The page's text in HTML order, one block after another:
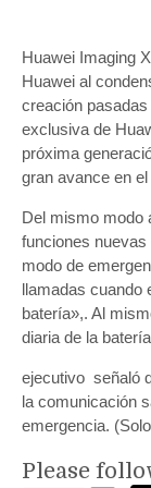
Huawei Imaging
Huawei al
creación
exclusiva de
próxima
gran avance en
Del mismo modo
funciones
modo de
llamadas cuando
batería»,. Al
diaria de la
ejecutivo señaló
la comunicación
emergencia.
Please